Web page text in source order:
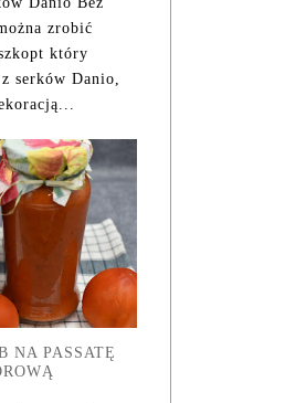
zrobić
który
serków Danio,
NA PASSATĘ